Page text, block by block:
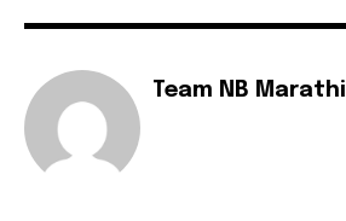
Team NB Marathi